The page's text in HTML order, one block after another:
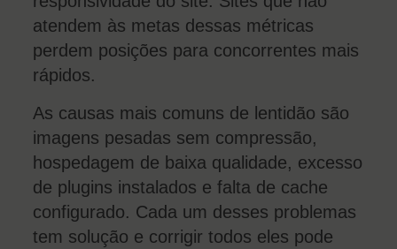
atendem às metas dessas métricas
perdem posições para concorrentes mais
rápidos.
As causas mais comuns de lentidão são
imagens pesadas sem compressão,
hospedagem de baixa qualidade, excesso
de plugins instalados e falta de cache
configurado. Cada um desses problemas
tem solução e corrigir todos eles pode